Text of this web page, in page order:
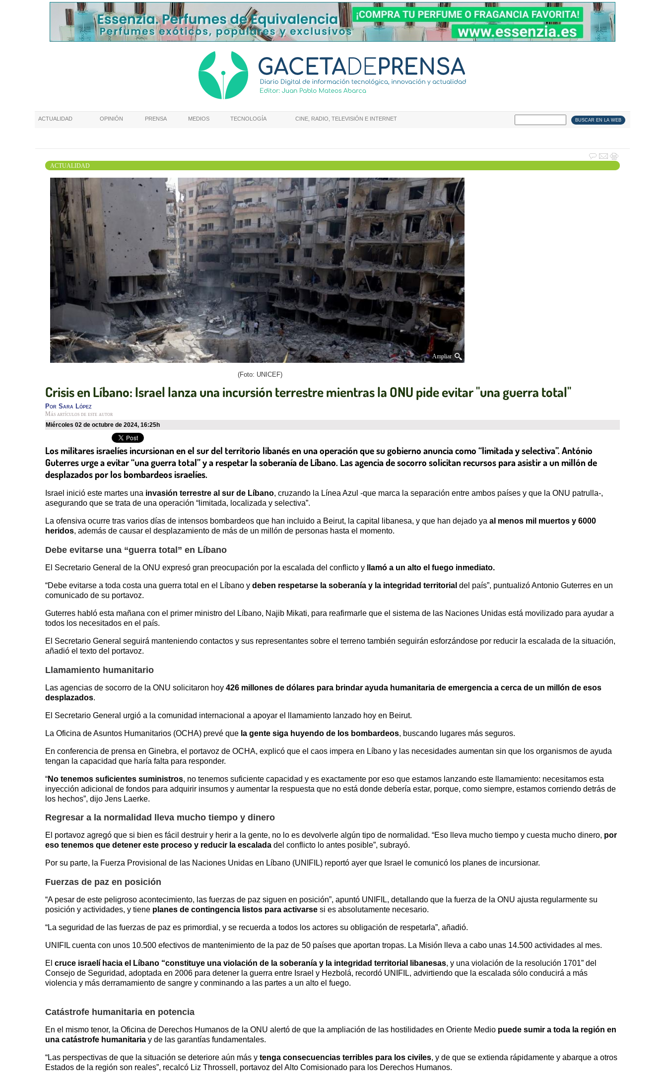
ACTUALIDAD OPINIÓN PRENSA MEDIOS TECNOLOGÍA CINE, RADIO, TELEVISIÓN E INTERNET
ACTUALIDAD
Ampliar
(Foto: UNICEF)
Crisis en Líbano: Israel lanza una incursión terrestre mientras la ONU pide evitar "una guerra total"
Por Sara López
Más artículos de este autor
miércoles 02 de octubre de 2024, 16:25h
Los militares israelíes incursionan en el sur del territorio libanés en una operación que su gobierno anuncia como “limitada y selectiva”. António
Guterres urge a evitar “una guerra total” y a respetar la soberanía de Líbano. Las agencia de socorro solicitan recursos para asistir a un millón de
desplazados por los bombardeos israelíes.
Israel inició este martes una invasión terrestre al sur de Líbano, cruzando la Línea Azul -que marca la separación entre ambos países y que la ONU patrulla-,
asegurando que se trata de una operación “limitada, localizada y selectiva”.
La ofensiva ocurre tras varios días de intensos bombardeos que han incluido a Beirut, la capital libanesa, y que han dejado ya al menos mil muertos y 6000
heridos, además de causar el desplazamiento de más de un millón de personas hasta el momento.
Debe evitarse una “guerra total” en Líbano
El Secretario General de la ONU expresó gran preocupación por la escalada del conflicto y llamó a un alto el fuego inmediato.
“Debe evitarse a toda costa una guerra total en el Líbano y deben respetarse la soberanía y la integridad territorial del país”, puntualizó Antonio Guterres en un
comunicado de su portavoz.
Guterres habló esta mañana con el primer ministro del Líbano, Najib Mikati, para reafirmarle que el sistema de las Naciones Unidas está movilizado para ayudar a
todos los necesitados en el país.
El Secretario General seguirá manteniendo contactos y sus representantes sobre el terreno también seguirán esforzándose por reducir la escalada de la situación,
añadió el texto del portavoz.
Llamamiento humanitario
Las agencias de socorro de la ONU solicitaron hoy 426 millones de dólares para brindar ayuda humanitaria de emergencia a cerca de un millón de esos
desplazados.
El Secretario General urgió a la comunidad internacional a apoyar el llamamiento lanzado hoy en Beirut.
La Oficina de Asuntos Humanitarios (OCHA) prevé que la gente siga huyendo de los bombardeos, buscando lugares más seguros.
En conferencia de prensa en Ginebra, el portavoz de OCHA, explicó que el caos impera en Líbano y las necesidades aumentan sin que los organismos de ayuda
tengan la capacidad que haría falta para responder.
“No tenemos suficientes suministros, no tenemos suficiente capacidad y es exactamente por eso que estamos lanzando este llamamiento: necesitamos esta
inyección adicional de fondos para adquirir insumos y aumentar la respuesta que no está donde debería estar, porque, como siempre, estamos corriendo detrás de
los hechos”, dijo Jens Laerke.
Regresar a la normalidad lleva mucho tiempo y dinero
El portavoz agregó que si bien es fácil destruir y herir a la gente, no lo es devolverle algún tipo de normalidad. “Eso lleva mucho tiempo y cuesta mucho dinero, por
eso tenemos que detener este proceso y reducir la escalada del conflicto lo antes posible”, subrayó.
Por su parte, la Fuerza Provisional de las Naciones Unidas en Líbano (UNIFIL) reportó ayer que Israel le comunicó los planes de incursionar.
Fuerzas de paz en posición
“A pesar de este peligroso acontecimiento, las fuerzas de paz siguen en posición”, apuntó UNIFIL, detallando que la fuerza de la ONU ajusta regularmente su
posición y actividades, y tiene planes de contingencia listos para activarse si es absolutamente necesario.
“La seguridad de las fuerzas de paz es primordial, y se recuerda a todos los actores su obligación de respetarla”, añadió.
UNIFIL cuenta con unos 10.500 efectivos de mantenimiento de la paz de 50 países que aportan tropas. La Misión lleva a cabo unas 14.500 actividades al mes.
El cruce israelí hacia el Líbano “constituye una violación de la soberanía y la integridad territorial libanesas, y una violación de la resolución 1701” del
Consejo de Seguridad, adoptada en 2006 para detener la guerra entre Israel y Hezbolá, recordó UNIFIL, advirtiendo que la escalada sólo conducirá a más
violencia y más derramamiento de sangre y conminando a las partes a un alto el fuego.
Catástrofe humanitaria en potencia
En el mismo tenor, la Oficina de Derechos Humanos de la ONU alertó de que la ampliación de las hostilidades en Oriente Medio puede sumir a toda la región en
una catástrofe humanitaria y de las garantías fundamentales.
“Las perspectivas de que la situación se deteriore aún más y tenga consecuencias terribles para los civiles, y de que se extienda rápidamente y abarque a otros
Estados de la región son reales”, recalcó Liz Throssell, portavoz del Alto Comisionado para los Derechos Humanos.